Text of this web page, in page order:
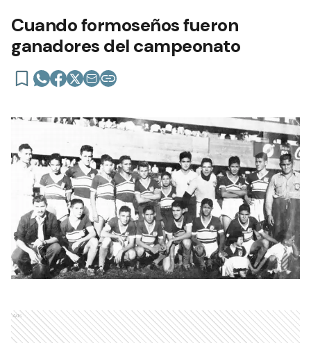
Cuando formoseños fueron
ganadores del campeonato
Ads